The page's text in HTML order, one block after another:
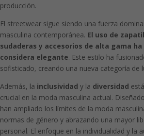
producción.
El streetwear sigue siendo una fuerza
masculina contemporánea. El uso de
sudaderas y accesorios de alta gama
considera elegante. Este estilo ha
sofisticado, creando una nueva categoría de
Además, la inclusividad y la diversidad
crucial en la moda masculina actual.
han ampliado los límites de la moda
normas de género y abrazando una mayor
personal. El enfoque en la individualidad y la